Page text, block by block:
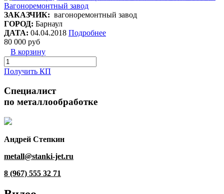
ЗАКАЗЧИК: вагоноремонтный завод
ГОРОД: Барнаул
ДАТА: 04.04.2018 Подробнее
80 000 руб
В корзину
Получить КП
Специалист
по металлообработке
Андрей Степкин
metall@stanki-jet.ru
8 (967) 555 32 71